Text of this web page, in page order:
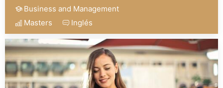
Business and Management
Masters
Inglés